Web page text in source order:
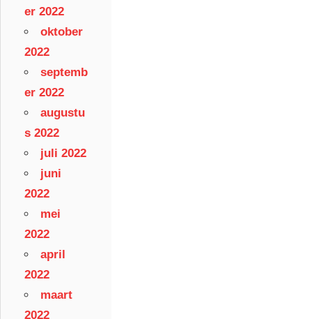
er 2022
oktober
2022
septemb
er 2022
augustu
s 2022
juli 2022
juni
2022
mei
2022
april
2022
maart
2022